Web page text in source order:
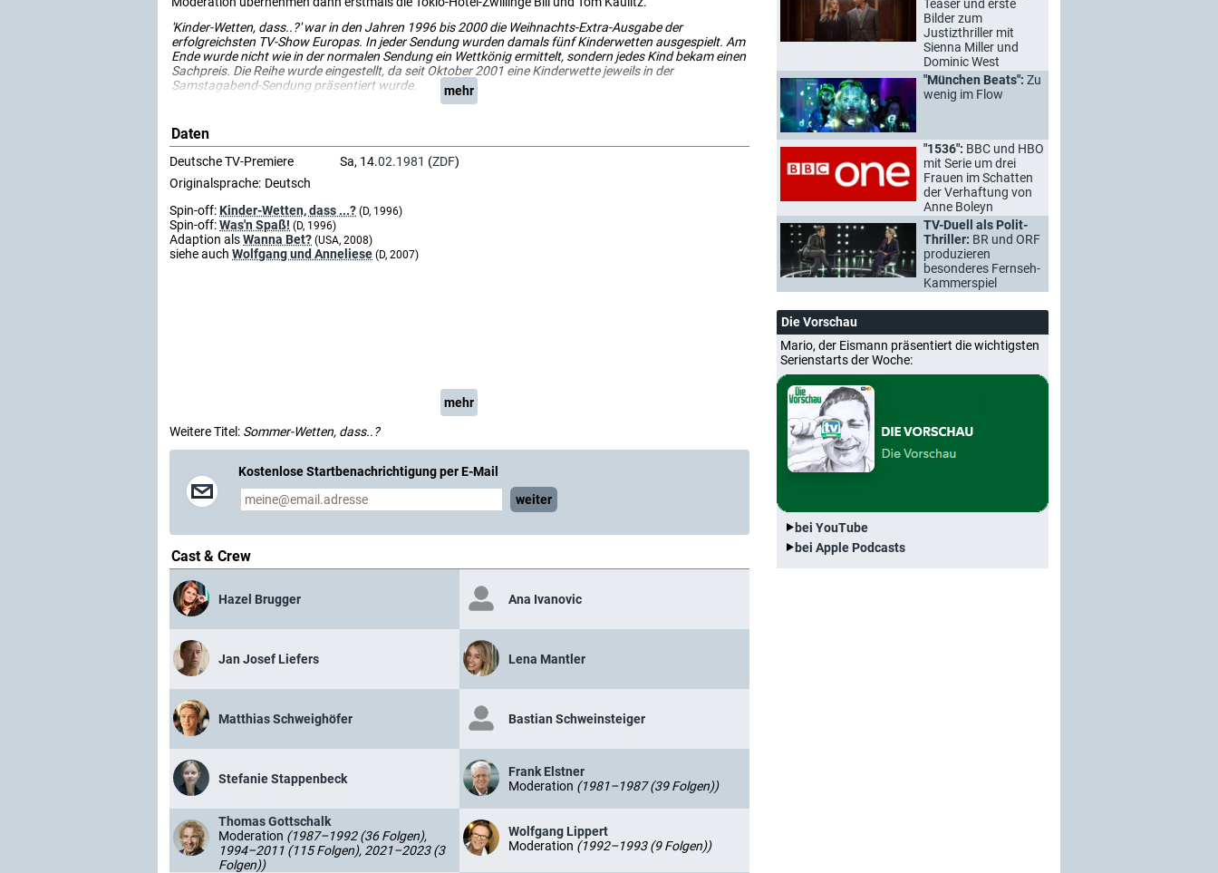
'Kinder-Wetten, dass..?' war in den Jahren 1996 bis 2000 die Weihnachts-Extra-Ausgabe der
erfolgreichsten TV-Show Europas. In jeder Sendung wurden damals fünf Kinderwetten ausgespielt. Am
Ende wurde nicht wie in der normalen Sendung ein Wettkönig ermittelt, sondern jedes Kind bekam einen
Sachpreis. Die Reihe wurde eingestellt, da seit Oktober 2001 eine Kinderwette jeweils in der
Samstagabend-Sendung präsentiert wurde.
mehr
Daten
Deutsche TV-Premiere Sa, 14.02.1981 (ZDF)
Originalsprache: Deutsch
Spin-off:Kinder-Wetten, dass ...? (D, 1996)
Spin-off:Was'n Spaß! (D, 1996)
Adaption alsWanna Bet? (USA, 2008)
siehe auch Wolfgang und Anneliese (D, 2007)
mehr
Weitere Titel: Sommer-Wetten, dass..?
Kostenlose Startbenachrichtigung per E-Mail
weiter
Cast & Crew
Hazel Brugger Ana Ivanovic
Jan Josef Liefers Lena Mantler
Matthias Schweighöfer Bastian Schweinsteiger
Stefanie Stappenbeck
Frank Elstner
Moderation (1981–1987 (39 Folgen))
Thomas Gottschalk
Moderation (1987–1992 (36 Folgen),
1994–2011 (115 Folgen), 2021–2023 (3
Folgen))
Wolfgang Lippert
Moderation (1992–1993 (9 Folgen))
Teaser und erste
Bilder zum
Justizthriller mit
Sienna Miller und
Dominic West
"München Beats": Zu
wenig im Flow
"1536": BBC und HBO
mit Serie um drei
Frauen im Schatten
der Verhaftung von
Anne Boleyn
TV-Duell als Polit-
Thriller: BR und ORF
produzieren
besonderes Fernseh-
Kammerspiel
Die Vorschau
Mario, der Eismann präsentiert die wichtigsten
Serienstarts der Woche:
bei YouTube
bei Apple Podcasts